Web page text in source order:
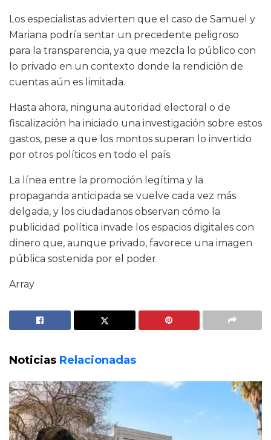
Los especialistas advierten que el caso de Samuel y
Mariana podría sentar un precedente peligroso
para la transparencia, ya que mezcla lo público con
lo privado en un contexto donde la rendición de
cuentas aún es limitada.
Hasta ahora, ninguna autoridad electoral o de
fiscalización ha iniciado una investigación sobre estos
gastos, pese a que los montos superan lo invertido
por otros políticos en todo el país.
La línea entre la promoción legítima y la
propaganda anticipada se vuelve cada vez más
delgada, y los ciudadanos observan cómo la
publicidad política invade los espacios digitales con
dinero que, aunque privado, favorece una imagen
pública sostenida por el poder.
Array
Noticias Relacionadas